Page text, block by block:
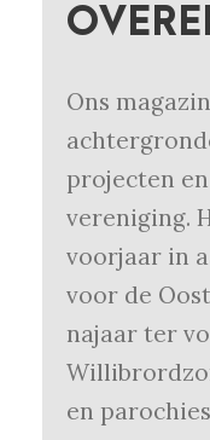
Ons
projecten
vereniging.
voorjaar in
voor de
najaar ter
en